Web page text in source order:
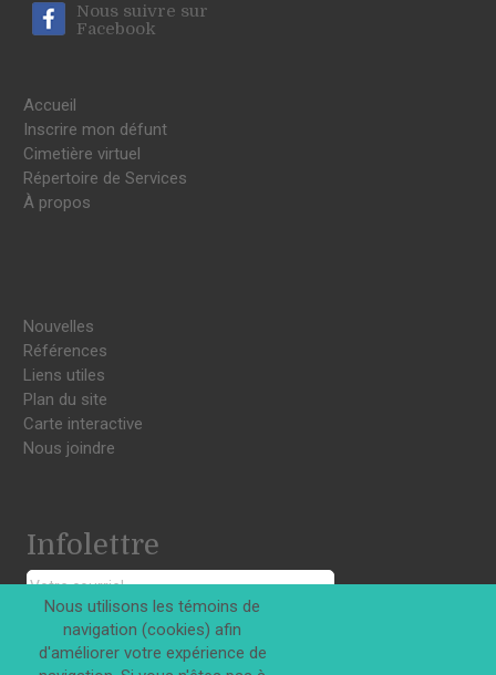
Nous suivre sur
Facebook
Accueil
Inscrire mon défunt
Cimetière virtuel
Répertoire de Services
À propos
Nouvelles
Références
Liens utiles
Plan du site
Carte interactive
Nous joindre
Infolettre
S'INSCRIRE
Nous utilisons les témoins de
navigation (cookies) afin
d'améliorer votre expérience de